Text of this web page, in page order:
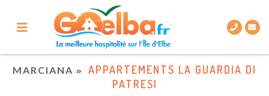
MARCIANA
APPARTEMENTS LA GUARDIA DI
PATRESI